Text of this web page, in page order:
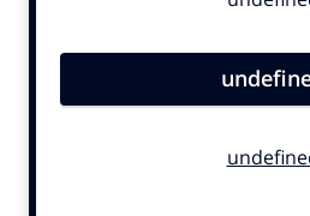
Artificial Intelligence